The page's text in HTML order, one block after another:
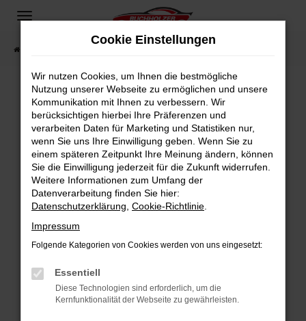
Zum
springen
Fahrzeugsuche
Fehler: Network Error
Beim Laden ist ein Fehler aufgetreten.
Hier sind ein paar Tipps, die dir helfen können:
Überprüfe deine Firewall und deine
Internetverbindung.
Laden andere Webseiten, zum Beispiel deine
Suchmaschine?
Prüfe deine Browsererweiterungen.
können das Laden bestimmter Seiten
verhindern. Funktioniert die Seite in einem
anderen Browser oder in einem privaten
Cookie Einstellungen
Wir nutzen Cookies, um Ihnen die bestmögliche
Nutzung unserer Webseite zu ermöglichen und unsere
Kommunikation mit Ihnen zu verbessern. Wir
berücksichtigen hierbei Ihre Präferenzen und
verarbeiten Daten für Marketing und Statistiken nur,
wenn Sie uns Ihre Einwilligung geben. Wenn Sie zu
einem späteren Zeitpunkt Ihre Meinung ändern, können
Sie die Einwilligung jederzeit für die Zukunft widerrufen.
Weitere Informationen zum Umfang der
Datenverarbeitung finden Sie hier:
Datenschutzerklärung Cookie-Richtlinie
Impressum
Folgende Kategorien von Cookies werden von uns eingesetzt:
Essentiell
Diese Technologien sind erforderlich, um die
Kernfunktionalität der Webseite zu gewährleisten.